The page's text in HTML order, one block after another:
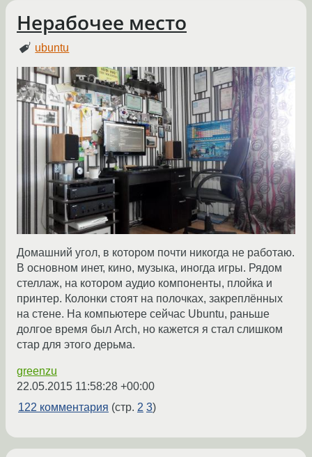
Нерабочее место
ubuntu
Домашний угол, в котором почти никогда не работаю.
В основном инет, кино, музыка, иногда игры. Рядом
стеллаж, на котором аудио компоненты, плойка и
принтер. Колонки стоят на полочках, закреплённых
на стене. На компьютере сейчас Ubuntu, раньше
долгое время был Arch, но кажется я стал слишком
стар для этого дерьма.
greenzu
22.05.2015 11:58:28 +00:00
122 комментария (стр. 2 3)